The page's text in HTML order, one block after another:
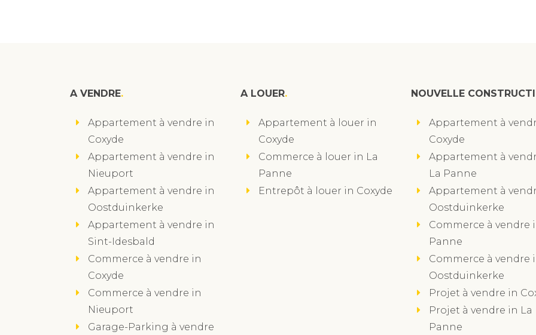
A VENDRE
Appartement à vendre in
Coxyde
Appartement à vendre in
Nieuport
Appartement à vendre in
Oostduinkerke
Appartement à vendre in
Sint-Idesbald
Commerce à vendre in
Coxyde
Commerce à vendre in
Nieuport
Garage-Parking à vendre
A LOUER
Appartement à louer in
Coxyde
Commerce à louer in La
Panne
Entrepôt à louer in Coxyde
NOUVELLE
Appartement à
Coxyde
Appartement à
La Panne
Appartement à
Oostduinkerke
Commerce à vendre
Panne
Commerce à vendre
Oostduinkerke
Projet à vendre in
Projet à vendre in La
Panne